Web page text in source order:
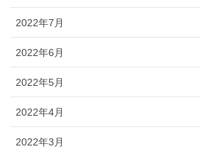
2022年7月
2022年6月
2022年5月
2022年4月
2022年3月